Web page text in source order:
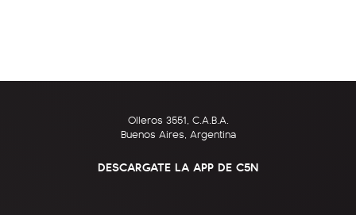
Olleros 3551, C.A.B.A.
Buenos Aires, Argentina
DESCARGATE LA APP DE C5N